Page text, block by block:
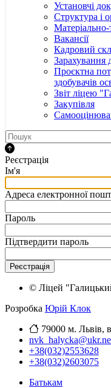
Установчі
Структура і
Матеріально-
Вакансії
Кадровий
Зарахування
Проєктна
здобувачів
Звіт ліцею
Закупівля
Реєстрація
Ім'я
Адреса електронної
Пароль
Підтвердити пароль
Реєстрація
© Ліцей
Розробка Юрій Клок
79000 м. Львів,
+38(032)2553628
+38(032)2603075
Батькам